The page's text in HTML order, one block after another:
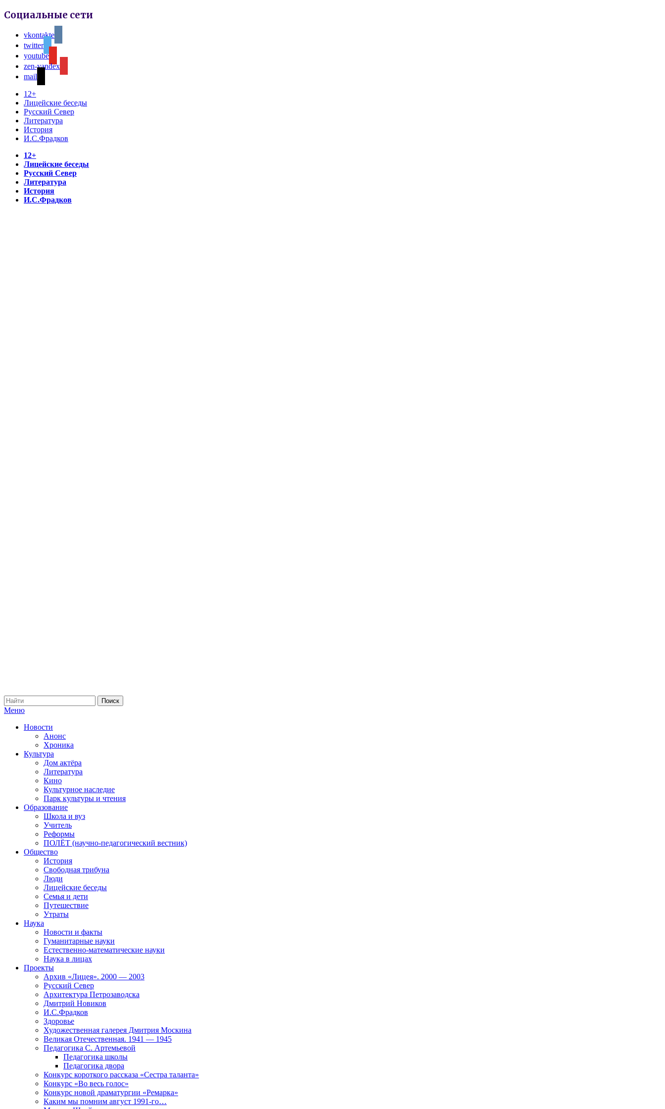
Социальные сети
vkontakte
twitter
youtube
zen-yandex
mail
12+
Лицейские беседы
Русский Север
Литература
История
И.С.Фрадков
12+
Лицейские беседы
Русский Север
Литература
История
И.С.Фрадков
Меню
Новости
Анонс
Хроника
Культура
Дом актёра
Литература
Кино
Культурное наследие
Парк культуры и чтения
Образование
Школа и вуз
Учитель
Реформы
ПОЛЁТ (научно-педагогический вестник)
Общество
История
Свободная трибуна
Люди
Лицейские беседы
Семья и дети
Путешествие
Утраты
Наука
Новости и факты
Гуманитарные науки
Естественно-математические науки
Наука в лицах
Проекты
Архив «Лицея». 2000 — 2003
Русский Север
Архитектура Петрозаводска
Дмитрий Новиков
И.С.Фрадков
Здоровье
Художественная галерея Дмитрия Москина
Великая Отечественная. 1941 — 1945
Педагогика С. Артемьевой
Педагогика школы
Педагогика двора
Конкурс короткого рассказа «Сестра таланта»
Конкурс «Во весь голос»
Конкурс новой драматургии «Ремарка»
Каким мы помним август 1991-го…